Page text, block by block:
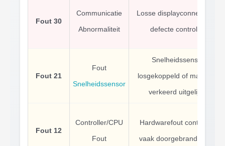
Fout 30
Communicatie
Abnormaliteit
Losse displayconnector of
defecte controller
Fout 21
Fout
Snelheidssensor
Snelheidssensor
losgekoppeld of magneet
verkeerd uitgelijnd
Fout 12
Controller/CPU
Fout
Hardwarefout controller,
vaak doorgebrande FET